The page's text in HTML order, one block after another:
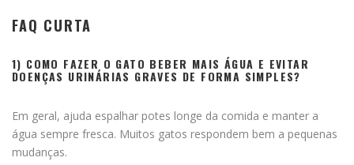
FAQ CURTA
1) COMO FAZER O GATO BEBER MAIS ÁGUA E EVITAR
DOENÇAS URINÁRIAS GRAVES DE FORMA SIMPLES?
Em geral, ajuda espalhar potes longe da comida e manter a
água sempre fresca. Muitos gatos respondem bem a pequenas
mudanças.